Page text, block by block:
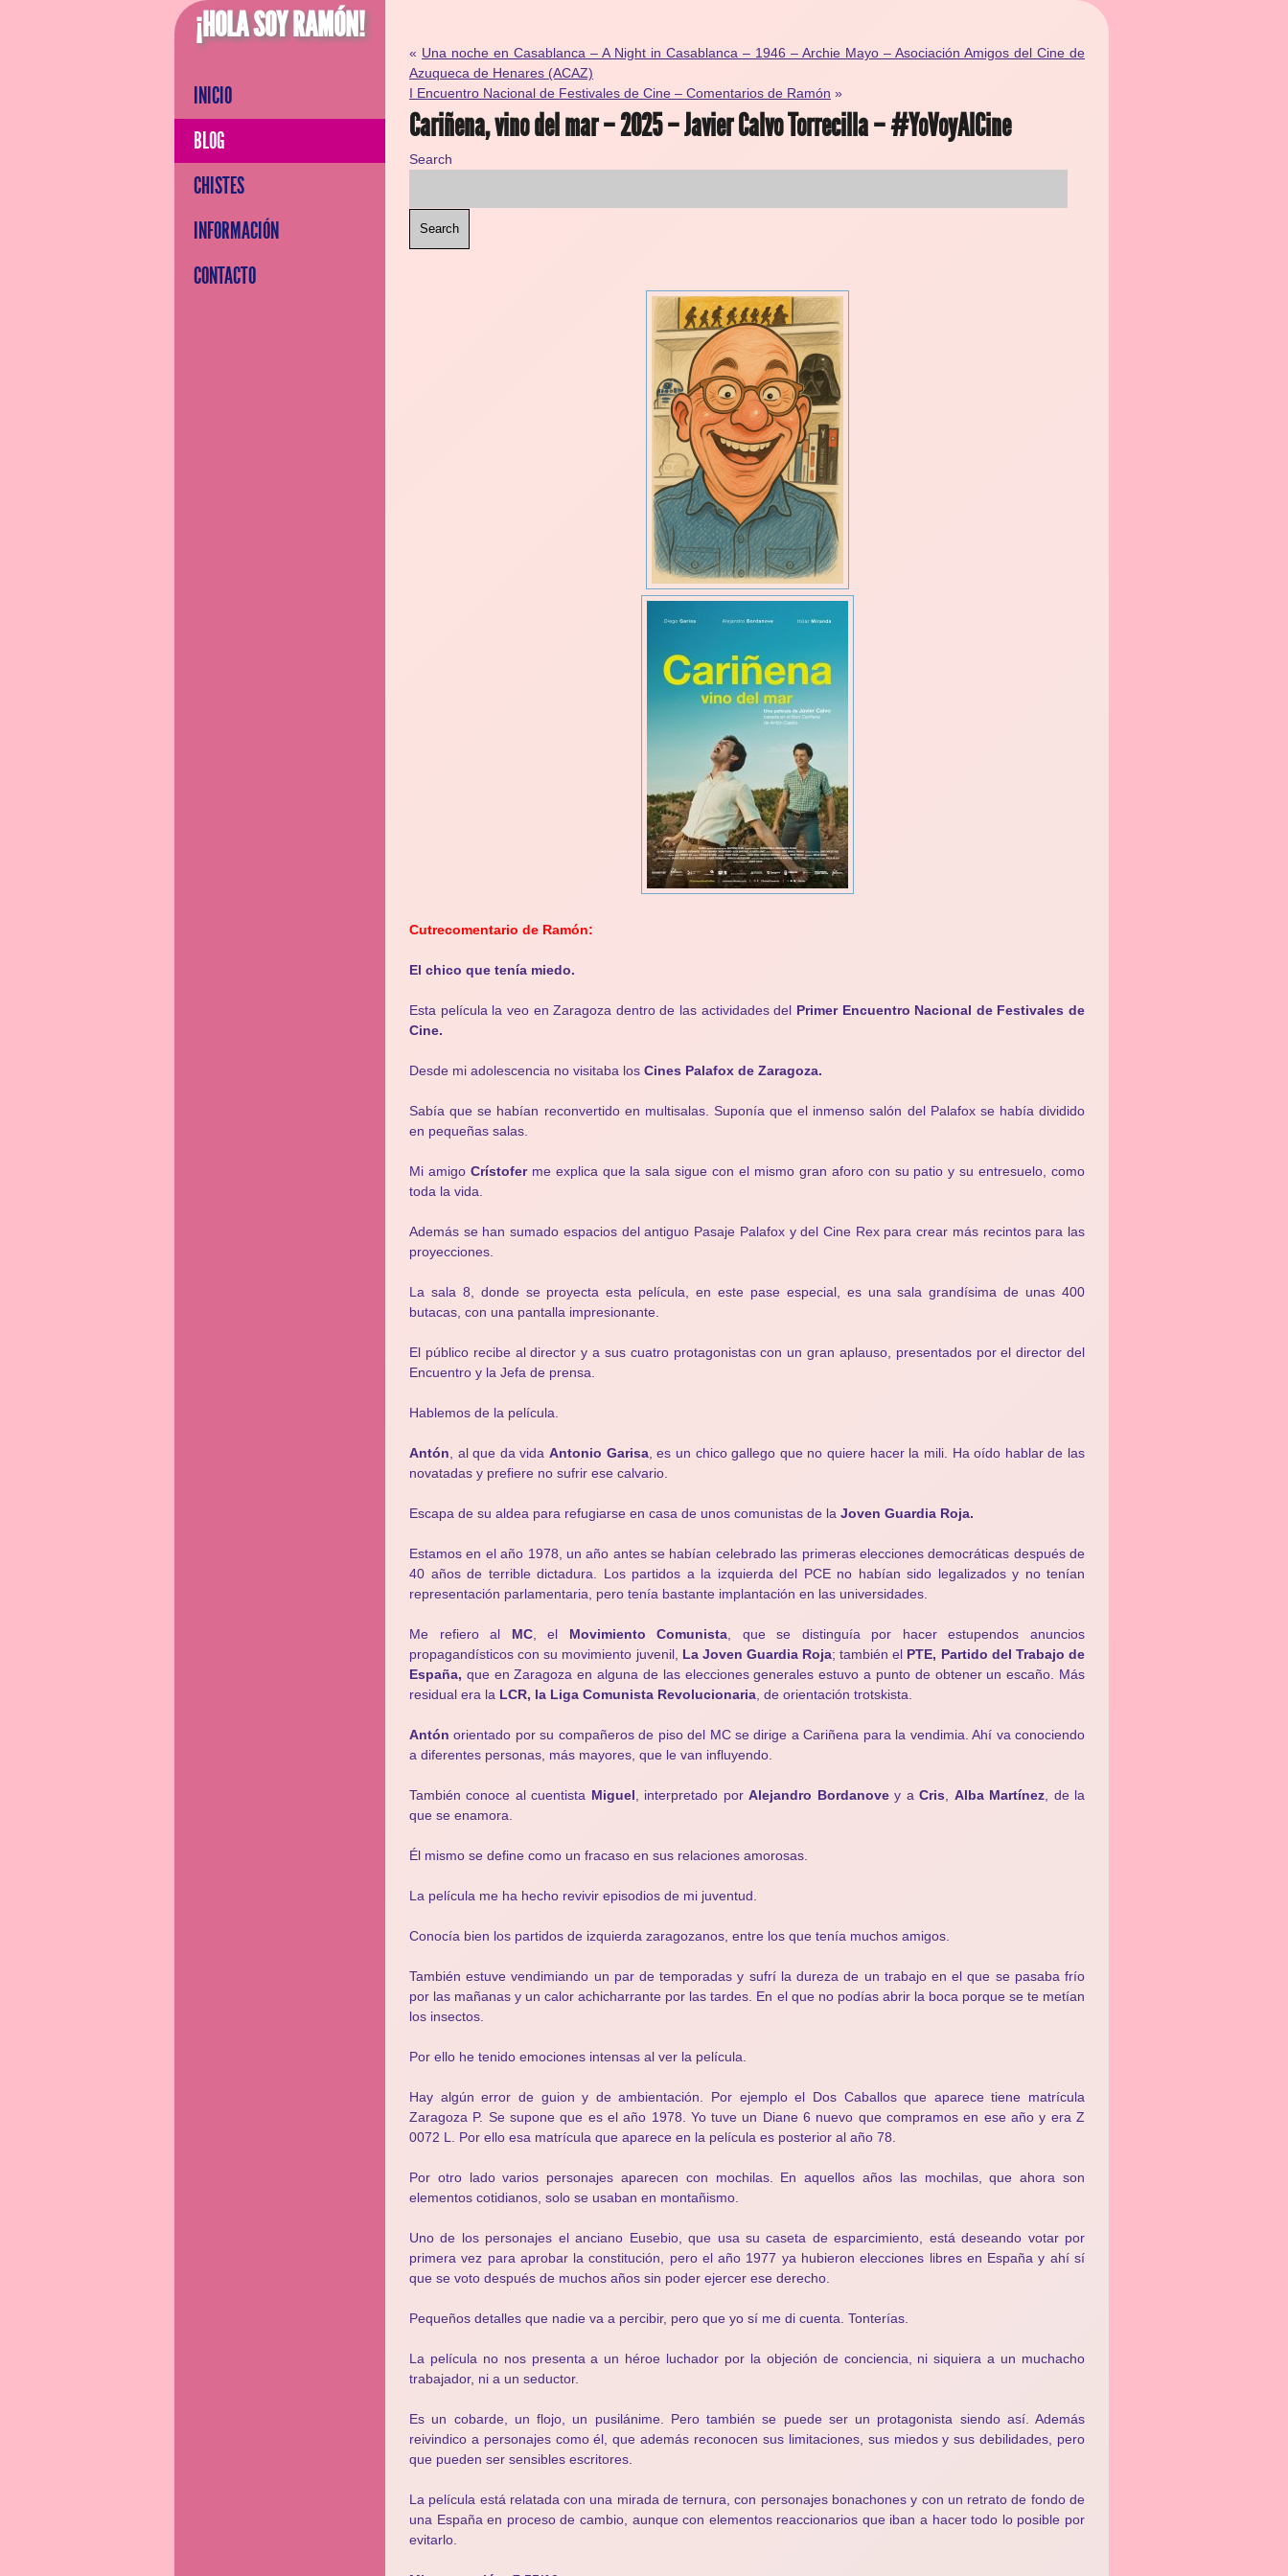
¡HOLA SOY RAMÓN!
INICIO
BLOG
CHISTES
INFORMACIÓN
CONTACTO
« Una noche en Casablanca – A Night in Casablanca – 1946 – Archie Mayo – Asociación Amigos del Cine de
Azuqueca de Henares (ACAZ)
I Encuentro Nacional de Festivales de Cine – Comentarios de Ramón »
Cariñena, vino del mar – 2025 – Javier Calvo Torrecilla – #YoVoyAlCine
Search
Search
Cutrecomentario de Ramón:
El chico que tenía miedo.
Esta película la veo en Zaragoza dentro de las actividades del Primer Encuentro Nacional de Festivales de
Cine.
Desde mi adolescencia no visitaba los Cines Palafox de Zaragoza.
Sabía que se habían reconvertido en multisalas. Suponía que el inmenso salón del Palafox se había dividido
en pequeñas salas.
Mi amigo Crístoferme explica que la sala sigue con el mismo gran aforo con su patio y su entresuelo, como
toda la vida.
Además se han sumado espacios del antiguo Pasaje Palafox y del Cine Rex para crear más recintos para las
proyecciones.
La sala 8, donde se proyecta esta película, en este pase especial, es una sala grandísima de unas 400
butacas, con una pantalla impresionante.
El público recibe al director y a sus cuatro protagonistas con un gran aplauso, presentados por el director del
Encuentro y la Jefa de prensa.
Hablemos de la película.
Antón , al que da vidaAntonio Garisa, es un chico gallego que no quiere hacer la mili. Ha oído hablar de las
novatadas y prefiere no sufrir ese calvario.
Escapa de su aldea para refugiarse en casa de unos comunistas de la Joven Guardia Roja.
Estamos en el año 1978, un año antes se habían celebrado las primeras elecciones democráticas después de
40 años de terrible dictadura. Los partidos a la izquierda del PCE no habían sido legalizados y no tenían
representación parlamentaria, pero tenía bastante implantación en las universidades.
Me refiero al MC, el Movimiento Comunista , que se distinguía por hacer estupendos anuncios
propagandísticos con su movimiento juvenil, La Joven Guardia Roja; también el PTE, Partido del Trabajo de
España, que en Zaragoza en alguna de las elecciones generales estuvo a punto de obtener un escaño. Más
residual era la LCR, la Liga Comunista Revolucionaria , de orientación trotskista.
Antón orientado por su compañeros de piso del MC se dirige a Cariñena para la vendimia. Ahí va conociendo
a diferentes personas, más mayores, que le van influyendo.
También conoce al cuentista Miguel , interpretado porAlejandro Bordanovey aCris Alba Martínez , de la
que se enamora.
Él mismo se define como un fracaso en sus relaciones amorosas.
La película me ha hecho revivir episodios de mi juventud.
Conocía bien los partidos de izquierda zaragozanos, entre los que tenía muchos amigos.
También estuve vendimiando un par de temporadas y sufrí la dureza de un trabajo en el que se pasaba frío
por las mañanas y un calor achicharrante por las tardes. En el que no podías abrir la boca porque se te metían
los insectos.
Por ello he tenido emociones intensas al ver la película.
Hay algún error de guion y de ambientación. Por ejemplo el Dos Caballos que aparece tiene matrícula
Zaragoza P. Se supone que es el año 1978. Yo tuve un Diane 6 nuevo que compramos en ese año y era Z
0072 L. Por ello esa matrícula que aparece en la película es posterior al año 78.
Por otro lado varios personajes aparecen con mochilas. En aquellos años las mochilas, que ahora son
elementos cotidianos, solo se usaban en montañismo.
Uno de los personajes el anciano Eusebio, que usa su caseta de esparcimiento, está deseando votar por
primera vez para aprobar la constitución, pero el año 1977 ya hubieron elecciones libres en España y ahí sí
que se voto después de muchos años sin poder ejercer ese derecho.
Pequeños detalles que nadie va a percibir, pero que yo sí me di cuenta. Tonterías.
La película no nos presenta a un héroe luchador por la objeción de conciencia, ni siquiera a un muchacho
trabajador, ni a un seductor.
Es un cobarde, un flojo, un pusilánime. Pero también se puede ser un protagonista siendo así. Además
reivindico a personajes como él, que además reconocen sus limitaciones, sus miedos y sus debilidades, pero
que pueden ser sensibles escritores.
La película está relatada con una mirada de ternura, con personajes bonachones y con un retrato de fondo de
una España en proceso de cambio, aunque con elementos reaccionarios que iban a hacer todo lo posible por
evitarlo.